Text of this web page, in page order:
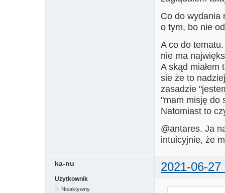
Co do wydania
o tym, bo nie
A co do
nie ma
A skąd miałem
sie że to
zasadzie
"mam misję do
Natomiast to
@antares. Ja
intuicyjnie, że
ka-nu 2021-06-27
Użytkownik
Nieaktywny